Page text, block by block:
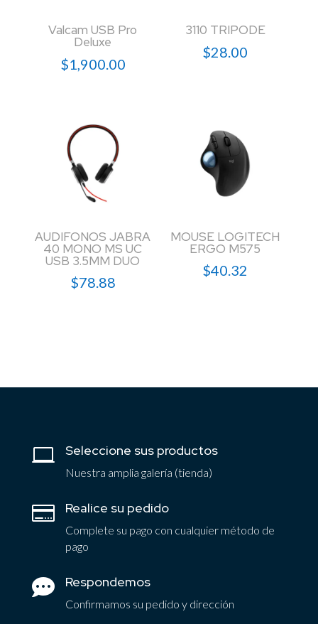
Valcam USB Pro
Deluxe
$1,900.00
3110 TRIPODE
$28.00
AUDIFONOS JABRA
40 MONO MS UC
USB 3.5MM DUO
$78.88
MOUSE LOGITECH
ERGO M575
$40.32
 Seleccione sus productos
Nuestra amplia galería (tienda)
 Realice su pedido
Complete su pago con cualquier método de
pago
 Respondemos
Confirmamos su pedido y dirección